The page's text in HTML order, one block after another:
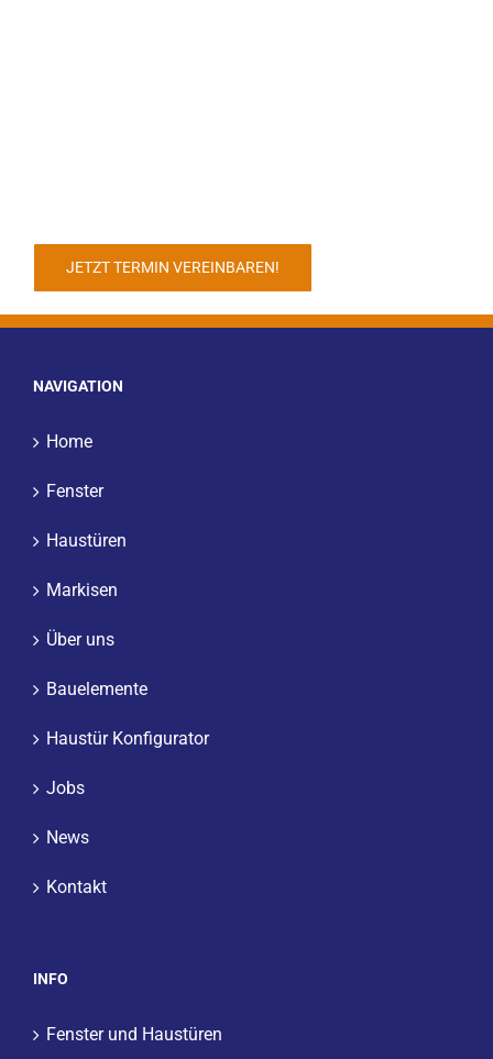
JETZT TERMIN VEREINBAREN!
NAVIGATION
Home
Fenster
Haustüren
Markisen
Über uns
Bauelemente
Haustür Konfigurator
Jobs
News
Kontakt
INFO
Fenster und Haustüren